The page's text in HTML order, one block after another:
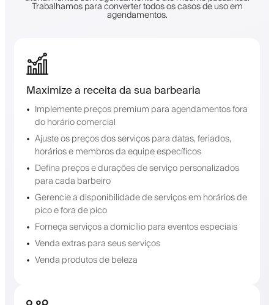
Trabalhamos para converter todos os casos de uso em
agendamentos.
Maximize a receita da sua barbearia
Implemente preços premium para agendamentos fora
do horário comercial
Ajuste os preços dos serviços para datas, feriados,
horários e membros da equipe específicos
Defina preços e durações de serviço personalizados
para cada barbeiro
Gerencie a disponibilidade de serviços em horários de
pico e fora de pico
Forneça serviços a domicílio para eventos especiais
Venda extras para seus serviços
Venda produtos de beleza